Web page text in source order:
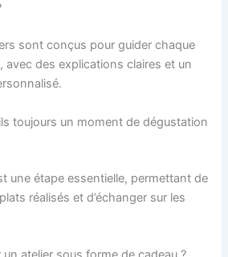
sont conçus pour guider chaque
avec des explications claires et un
toujours un moment de dégustation
une étape essentielle, permettant de
réalisés et d’échanger sur les